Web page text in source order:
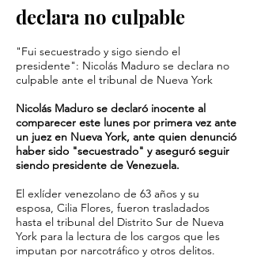
declara no culpable
"Fui secuestrado y sigo siendo el
presidente": Nicolás Maduro se declara no
culpable ante el tribunal de Nueva York
Nicolás Maduro se declaró inocente al
comparecer este lunes por primera vez ante
un juez en Nueva York, ante quien denunció
haber sido "secuestrado" y aseguró seguir
siendo presidente de Venezuela.
El exlíder venezolano de 63 años y su
esposa, Cilia Flores, fueron trasladados
hasta el tribunal del Distrito Sur de Nueva
York para la lectura de los cargos que les
imputan por narcotráfico y otros delitos.